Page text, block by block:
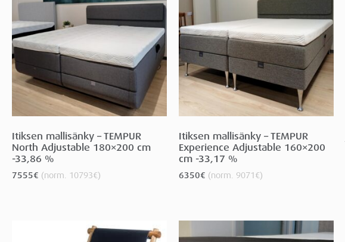
Itiksen mallisänky – TEMPUR
North Adjustable 180×200 cm
-33,86 %
7555€ (norm. 10793€)
Itiksen mallisänky – TEMPUR
Experience Adjustable 160×200
cm -33,17 %
6350€ (norm. 9071€)